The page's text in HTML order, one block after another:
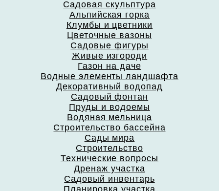
Садовая скульптура
Альпийская горка
Клумбы и цветники
Цветочные вазоны
Садовые фигуры
Живые изгороди
Газон на даче
Водные элементы ландшафта
Декоративный водопад
Садовый фонтан
Пруды и водоемы
Водяная мельница
Строительство бассейна
Сады мира
Строительство
Технические вопросы
Дренаж участка
Садовый инвентарь
Планировка участка